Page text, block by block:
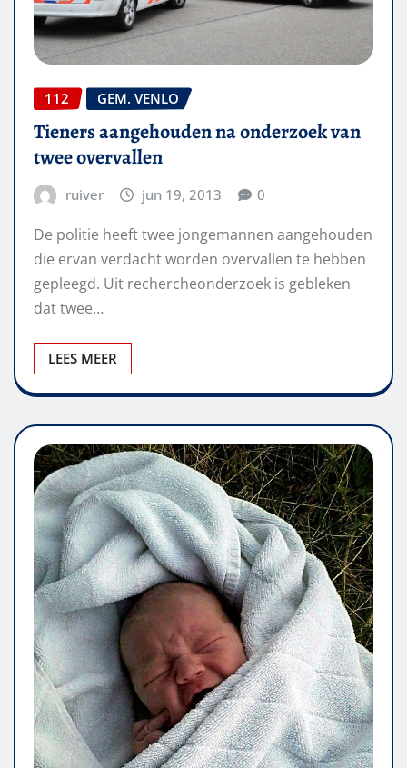
112 GEM. VENLO
Tieners aangehouden na onderzoek van
twee overvallen
ruiver jun 19, 2013 0
De politie heeft twee jongemannen aangehouden
die ervan verdacht worden overvallen te hebben
gepleegd. Uit rechercheonderzoek is gebleken
dat twee…
LEES MEER